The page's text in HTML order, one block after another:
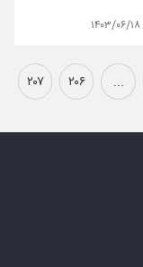
۱۴۰۳/۰۶/۱۸
... ۲۰۶ ۲۰۷